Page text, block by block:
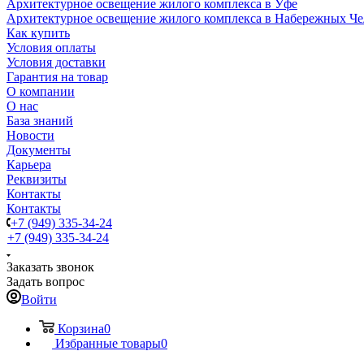
Архитектурное освещение жилого комплекса в Уфе
Архитектурное освещение жилого комплекса в Набережных
Как купить
Условия оплаты
Условия доставки
Гарантия на товар
О компании
О нас
База знаний
Новости
Документы
Карьера
Реквизиты
Контакты
Контакты
+7 (949) 335-34-24
+7 (949) 335-34-24
Заказать звонок
Задать вопрос
Войти
Корзина0
Избранные товары0